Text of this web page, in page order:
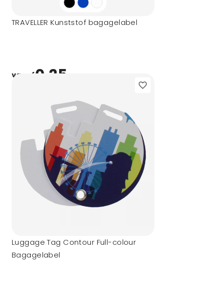
TRAVELLER Kunststof bagagelabel
vanaf0,25
Luggage Tag Contour Full-colour
Bagagelabel